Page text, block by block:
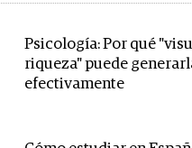
Psicología: Por qué
riqueza" puede
efectivamente